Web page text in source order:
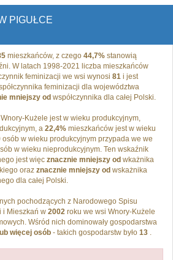
PIGUŁCE
mieszkańców, z czego 44,7% stanowią
W latach 1998-2021 liczba mieszkańców
feminizacji we wsi wynosi 81 i jest
feminizacji dla województwa
mniejszy od współczynnika dla całej Polski.
Kużele jest w wieku produkcyjnym,
a 22,4% mieszkańców jest w wieku
w wieku produkcyjnym przypada we we
w wieku nieprodukcyjnym. Ten wskaźnik
jest więc znacznie mniejszy od wkażnika
oraz znacznie mniejszy od wskażnika
dla całej Polski.
pochodzących z Narodowego Spisu
i Mieszkań w 2002 roku we wsi Wnory-Kużele
Wśród nich dominowały gospodarstwa
więcej osób - takich gospodarstw było 13 .